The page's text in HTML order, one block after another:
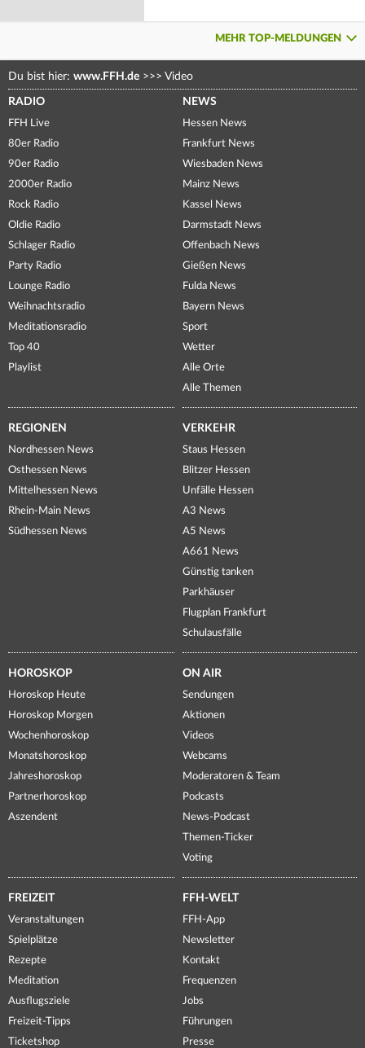
MEHR TOP-MELDUNGEN
Du bist hier: www.FFH.de >>> Video
RADIO
FFH Live
80er Radio
90er Radio
2000er Radio
Rock Radio
Oldie Radio
Schlager Radio
Party Radio
Lounge Radio
Weihnachtsradio
Meditationsradio
Top 40
Playlist
NEWS
Hessen News
Frankfurt News
Wiesbaden News
Mainz News
Kassel News
Darmstadt News
Offenbach News
Gießen News
Fulda News
Bayern News
Sport
Wetter
Alle Orte
Alle Themen
REGIONEN
Nordhessen News
Osthessen News
Mittelhessen News
Rhein-Main News
Südhessen News
VERKEHR
Staus Hessen
Blitzer Hessen
Unfälle Hessen
A3 News
A5 News
A661 News
Günstig tanken
Parkhäuser
Flugplan Frankfurt
Schulausfälle
HOROSKOP
Horoskop Heute
Horoskop Morgen
Wochenhoroskop
Monatshoroskop
Jahreshoroskop
Partnerhoroskop
Aszendent
ON AIR
Sendungen
Aktionen
Videos
Webcams
Moderatoren & Team
Podcasts
News-Podcast
Themen-Ticker
Voting
FREIZEIT
Veranstaltungen
Spielplätze
Rezepte
Meditation
Ausflugsziele
Freizeit-Tipps
Ticketshop
FFH-WELT
FFH-App
Newsletter
Kontakt
Frequenzen
Jobs
Führungen
Presse